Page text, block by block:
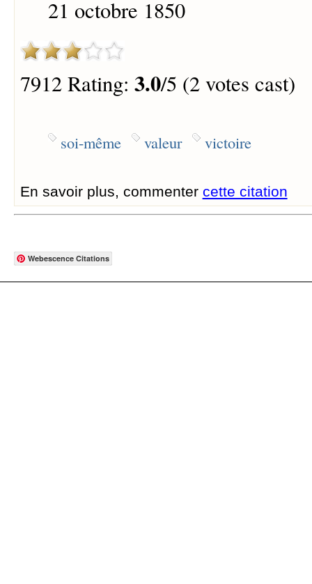
21 octobre 1850
7912 Rating: 3.0/5 (2 votes cast)
soi-même valeur victoire
En savoir plus, commenter cette citation
Webescence Citations